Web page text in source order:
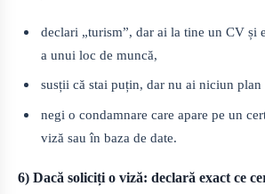
declari „turism”, dar ai la tine un CV și
a unui loc de muncă,
susții că stai puțin, dar nu ai niciun plan
negi o condamnare care apare pe un
viză sau în baza de date.
6) Dacă soliciți o viză: declară exact ce